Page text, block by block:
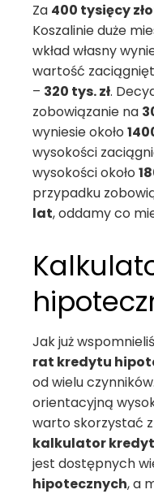
Za 400 tysięcy
Koszalinie duże
wkład własny
wartość
– 320 tys. zł.
zobowiązanie na
wyniesie około
wysokości
wysokości około
przypadku
lat, oddamy co
Jak już
rat kredytu
od wielu
orientacyjną
warto skorzystać
kalkulator
jest dostępnych
hipotecznych, a